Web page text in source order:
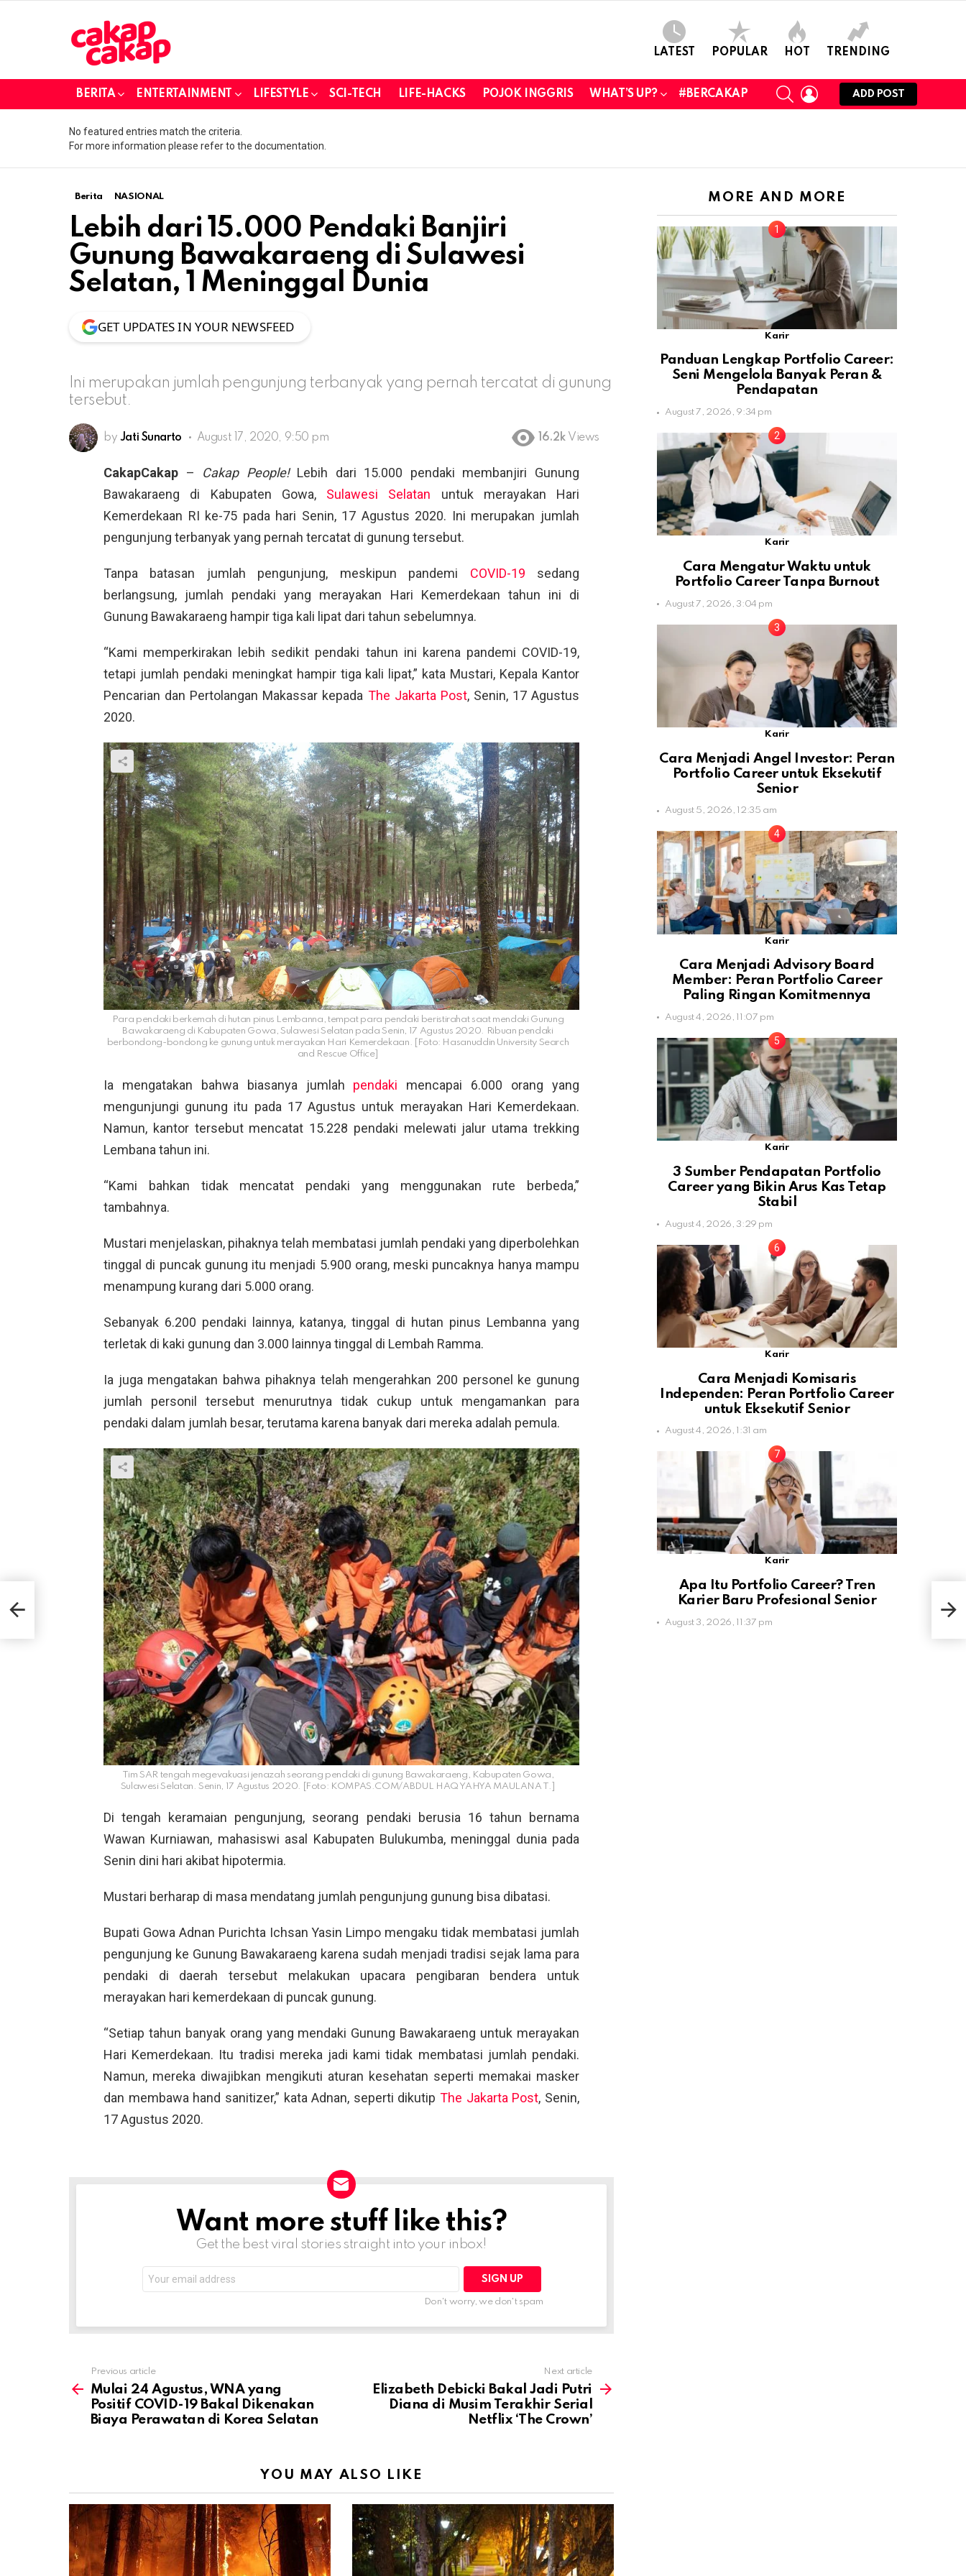
LATEST POPULAR HOT TRENDING
BERITA ENTERTAINMENT LIFESTYLE SCI-TECH LIFE-HACKS POJOK INGGRIS WHAT’S UP? #BERCAKAP
SEARCHLOGIN
ADD POST
No featured entries match the criteria.
For more information please refer to the documentation.
Berita NASIONAL
Lebih dari 15.000 Pendaki Banjiri
Gunung Bawakaraeng di Sulawesi
Selatan, 1 Meninggal Dunia
GET UPDATES IN YOUR NEWSFEED
Ini merupakan jumlah pengunjung terbanyak yang pernah tercatat di gunung
tersebut.
by Jati Sunarto August 17, 2020, 9:50 pm 16.2k Views
CakapCakap – Cakap People!Lebih dari 15.000 pendaki membanjiri Gunung
Bawakaraeng di Kabupaten Gowa, Sulawesi Selatan untuk merayakan Hari
Kemerdekaan RI ke-75 pada hari Senin, 17 Agustus 2020. Ini merupakan jumlah
pengunjung terbanyak yang pernah tercatat di gunung tersebut.
Tanpa batasan jumlah pengunjung, meskipun pandemi COVID-19 sedang
berlangsung, jumlah pendaki yang merayakan Hari Kemerdekaan tahun ini di
Gunung Bawakaraeng hampir tiga kali lipat dari tahun sebelumnya.
“Kami memperkirakan lebih sedikit pendaki tahun ini karena pandemi COVID-19,
tetapi jumlah pendaki meningkat hampir tiga kali lipat,” kata Mustari, Kepala Kantor
Pencarian dan Pertolangan Makassar kepada The Jakarta Post, Senin, 17 Agustus
2020.
Para pendaki berkemah di hutan pinus Lembanna, tempat para pendaki beristirahat saat mendaki Gunung
Bawakaraeng di Kabupaten Gowa, Sulawesi Selatan pada Senin, 17 Agustus 2020. Ribuan pendaki
berbondong-bondong ke gunung untuk merayakan Hari Kemerdekaan. [Foto: Hasanuddin University Search
and Rescue Office]
Ia mengatakan bahwa biasanya jumlah pendaki mencapai 6.000 orang yang
mengunjungi gunung itu pada 17 Agustus untuk merayakan Hari Kemerdekaan.
Namun, kantor tersebut mencatat 15.228 pendaki melewati jalur utama trekking
Lembana tahun ini.
“Kami bahkan tidak mencatat pendaki yang menggunakan rute berbeda,”
tambahnya.
Mustari menjelaskan, pihaknya telah membatasi jumlah pendaki yang diperbolehkan
tinggal di puncak gunung itu menjadi 5.900 orang, meski puncaknya hanya mampu
menampung kurang dari 5.000 orang.
Sebanyak 6.200 pendaki lainnya, katanya, tinggal di hutan pinus Lembanna yang
terletak di kaki gunung dan 3.000 lainnya tinggal di Lembah Ramma.
Ia juga mengatakan bahwa pihaknya telah mengerahkan 200 personel ke gunung
jumlah personil tersebut menurutnya tidak cukup untuk mengamankan para
pendaki dalam jumlah besar, terutama karena banyak dari mereka adalah pemula.
Tim SAR tengah megevakuasi jenazah seorang pendaki di gunung Bawakaraeng, Kabupaten Gowa,
Sulawesi Selatan. Senin, 17 Agustus 2020. [Foto: KOMPAS.COM/ABDUL HAQ YAHYA MAULANA T.]
Di tengah keramaian pengunjung, seorang pendaki berusia 16 tahun bernama
Wawan Kurniawan, mahasiswi asal Kabupaten Bulukumba, meninggal dunia pada
Senin dini hari akibat hipotermia.
Mustari berharap di masa mendatang jumlah pengunjung gunung bisa dibatasi.
Bupati Gowa Adnan Purichta Ichsan Yasin Limpo mengaku tidak membatasi jumlah
pengunjung ke Gunung Bawakaraeng karena sudah menjadi tradisi sejak lama para
pendaki di daerah tersebut melakukan upacara pengibaran bendera untuk
merayakan hari kemerdekaan di puncak gunung.
“Setiap tahun banyak orang yang mendaki Gunung Bawakaraeng untuk merayakan
Hari Kemerdekaan. Itu tradisi mereka jadi kami tidak membatasi jumlah pendaki.
Namun, mereka diwajibkan mengikuti aturan kesehatan seperti memakai masker
dan membawa hand sanitizer,” kata Adnan, seperti dikutipThe Jakarta Post, Senin,
17 Agustus 2020.
NEWSLETTERWant more stuff like this?
Get the best viral stories straight into your inbox!
address:
Don't worry, we don't spam
more
Previous article
Mulai 24 Agustus, WNA yang
Positif COVID-19 Bakal Dikenakan
Biaya Perawatan di Korea Selatan
Next article
Elizabeth Debicki Bakal Jadi Putri
Diana di Musim Terakhir Serial
Netflix ‘The Crown’
YOU MAY ALSO LIKE
MORE AND MORE
Karir
Panduan Lengkap Portfolio Career:
Seni Mengelola Banyak Peran &
Pendapatan
August 7, 2026, 9:34 pm
Karir
Cara Mengatur Waktu untuk
Portfolio Career Tanpa Burnout
August 7, 2026, 3:04 pm
Karir
Cara Menjadi Angel Investor: Peran
Portfolio Career untuk Eksekutif
Senior
August 5, 2026, 12:35 am
Karir
Cara Menjadi Advisory Board
Member: Peran Portfolio Career
Paling Ringan Komitmennya
August 4, 2026, 11:07 pm
Karir
3 Sumber Pendapatan Portfolio
Career yang Bikin Arus Kas Tetap
Stabil
August 4, 2026, 3:29 pm
Karir
Cara Menjadi Komisaris
Independen: Peran Portfolio Career
untuk Eksekutif Senior
August 4, 2026, 1:31 am
Karir
Apa Itu Portfolio Career? Tren
Karier Baru Profesional Senior
August 3, 2026, 11:37 pm